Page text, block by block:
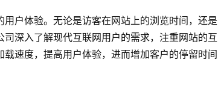
户体验。无论是访客在网站上的浏览时间，还是
深入了解现代互联网用户的需求，注重网站的互
速度，提高用户体验，进而增加客户的停留时间